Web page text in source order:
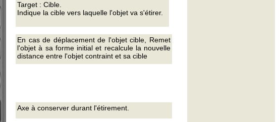
Axe à conserver durant l'étirement.
En cas de déplacement de l'objet cible, Remet
l'objet à sa forme initial et recalcule la nouvelle
distance entre l'objet contraint et sa cible
Target : Cible.
Indique la cible vers laquelle l'objet va s'étirer.